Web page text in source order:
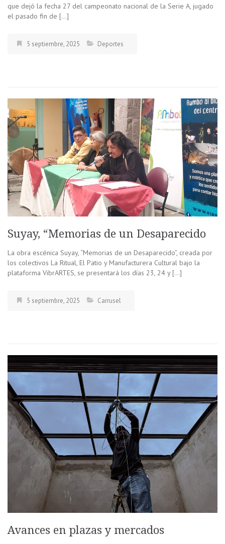
que dejó la fecha 27 del campeonato nacional de la Serie A, jugado
el pasado fin de […]
5 septiembre, 2025 Deportes
Suyay, “Memorias de un Desaparecido
La obra escénica Suyay, “Memorias de un Desaparecido”, creada por
los colectivos La Ritual, El Patio y Manufacturera Cultural bajo la
plataforma VibrARTES, se presentará los días 23, 24 y […]
5 septiembre, 2025 Carrusel
Avances en plazas y mercados